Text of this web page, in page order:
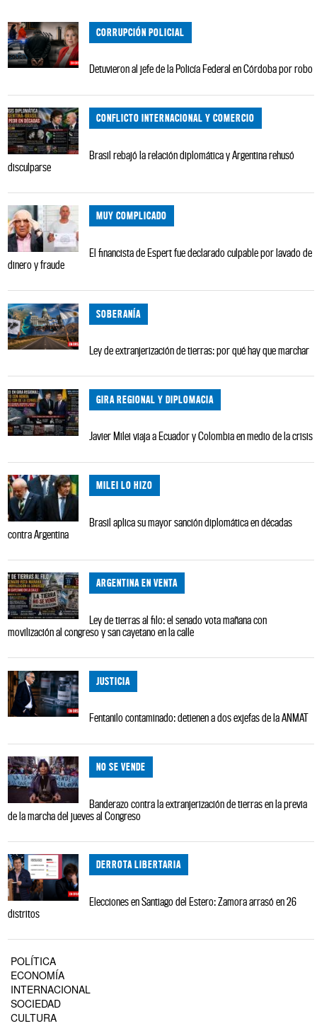
CORRUPCIÓN POLICIAL
Detuvieron al jefe de la Policía Federal en Córdoba por robo
CONFLICTO INTERNACIONAL Y COMERCIO
Brasil rebajó la relación diplomática y Argentina rehusó
disculparse
MUY COMPLICADO
El financista de Espert fue declarado culpable por lavado de
dinero y fraude
SOBERANÍA
Ley de extranjerización de tierras: por qué hay que marchar
GIRA REGIONAL Y DIPLOMACIA
Javier Milei viaja a Ecuador y Colombia en medio de la crisis
MILEI LO HIZO
Brasil aplica su mayor sanción diplomática en décadas
contra Argentina
ARGENTINA EN VENTA
Ley de tierras al filo: el senado vota mañana con
movilización al congreso y san cayetano en la calle
JUSTICIA
Fentanilo contaminado: detienen a dos exjefas de la ANMAT
NO SE VENDE
Banderazo contra la extranjerización de tierras en la previa
de la marcha del jueves al Congreso
DERROTA LIBERTARIA
Elecciones en Santiago del Estero: Zamora arrasó en 26
distritos
POLÍTICA
ECONOMÍA
INTERNACIONAL
SOCIEDAD
CULTURA